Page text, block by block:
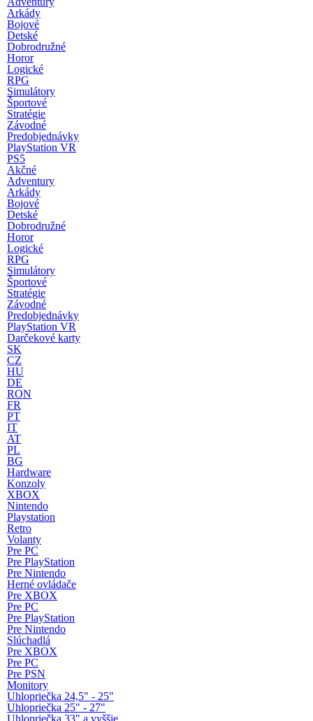
Arkády
Bojové
Detské
Dobrodružné
Horor
Logické
RPG
Simulátory
Športové
Stratégie
Závodné
Predobjednávky
PlayStation VR
PS5
Akčné
Adventury
Arkády
Bojové
Detské
Dobrodružné
Horor
Logické
RPG
Simulátory
Športové
Stratégie
Závodné
Predobjednávky
PlayStation VR
Darčekové karty
SK
CZ
HU
DE
RON
FR
PT
IT
AT
PL
BG
Hardware
Konzoly
XBOX
Nintendo
Playstation
Retro
Volanty
Pre PC
Pre PlayStation
Pre Nintendo
Herné ovládače
Pre XBOX
Pre PC
Pre PlayStation
Pre Nintendo
Slúchadlá
Pre XBOX
Pre PC
Pre PSN
Monitory
Uhlopriečka 24,5" - 25"
Uhlopriečka 25" - 27"
Uhlopriečka 33" a vyššie